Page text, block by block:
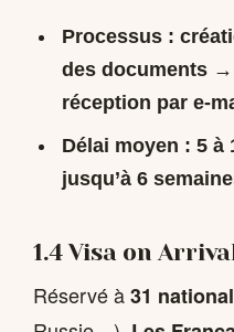
Processus:
des documents
réception par e-
Délai moyen : 5 à
jusqu’à 6
1.4 Visa on
Réservé à31